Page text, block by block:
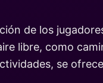
de los
libre, como
se